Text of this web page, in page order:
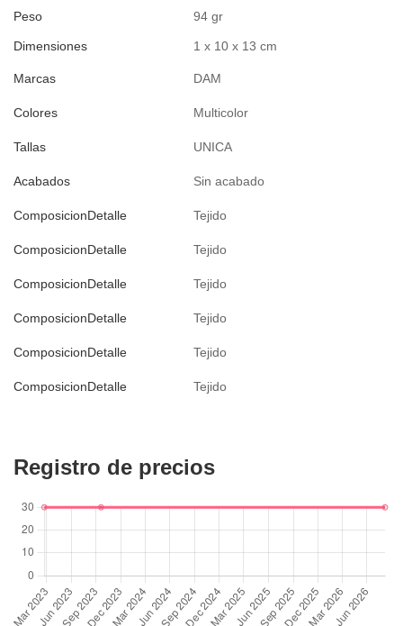
Peso 94 gr
Dimensiones 1 x 10 x 13 cm
Marcas DAM
Colores Multicolor
Tallas UNICA
Acabados Sin acabado
ComposicionDetalle Tejido
ComposicionDetalle Tejido
ComposicionDetalle Tejido
ComposicionDetalle Tejido
ComposicionDetalle Tejido
ComposicionDetalle Tejido
Registro de precios